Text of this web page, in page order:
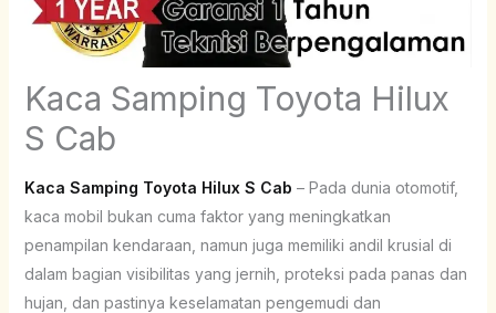
Kaca Samping Toyota Hilux
S Cab
Kaca Samping Toyota Hilux S Cab – Pada dunia otomotif,
kaca mobil bukan cuma faktor yang meningkatkan
penampilan kendaraan, namun juga memiliki andil krusial di
dalam bagian visibilitas yang jernih, proteksi pada panas dan
hujan, dan pastinya keselamatan pengemudi dan